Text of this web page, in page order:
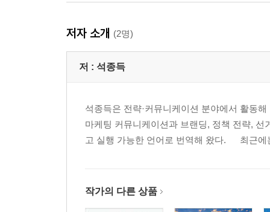
9장. 에펠탑의 수직성과 니체의 의지
10장. 샹젤리제의 직선과 합리적 질서
11장. 샤르트르의 빛이 그리는 변증법
4부. 감각의 향유와 일상의 실존
13장. 불랑주리의 빵과 에피쿠로스
14장. 파리지앵이 고수하는 실존적 문법
5부. 광장의 연대와 초월의 혁명
저자 소개 (2명)
저 : 석종득
석종득은 전략·커뮤니케이션 분야에서 활동
마케팅 커뮤니케이션과 브랜딩, 정책 전략,
고 실행 가능한 언어로 번역해 왔다. 최근에
작가의 다른 상품